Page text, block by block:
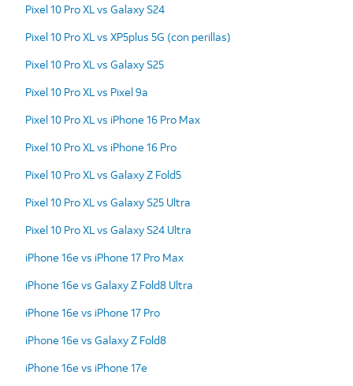
Pixel 10 Pro XL vs Galaxy S24
Pixel 10 Pro XL vs XP5plus 5G (con perillas)
Pixel 10 Pro XL vs Galaxy S25
Pixel 10 Pro XL vs Pixel 9a
Pixel 10 Pro XL vs iPhone 16 Pro Max
Pixel 10 Pro XL vs iPhone 16 Pro
Pixel 10 Pro XL vs Galaxy Z Fold5
Pixel 10 Pro XL vs Galaxy S25 Ultra
Pixel 10 Pro XL vs Galaxy S24 Ultra
iPhone 16e vs iPhone 17 Pro Max
iPhone 16e vs Galaxy Z Fold8 Ultra
iPhone 16e vs iPhone 17 Pro
iPhone 16e vs Galaxy Z Fold8
iPhone 16e vs iPhone 17e